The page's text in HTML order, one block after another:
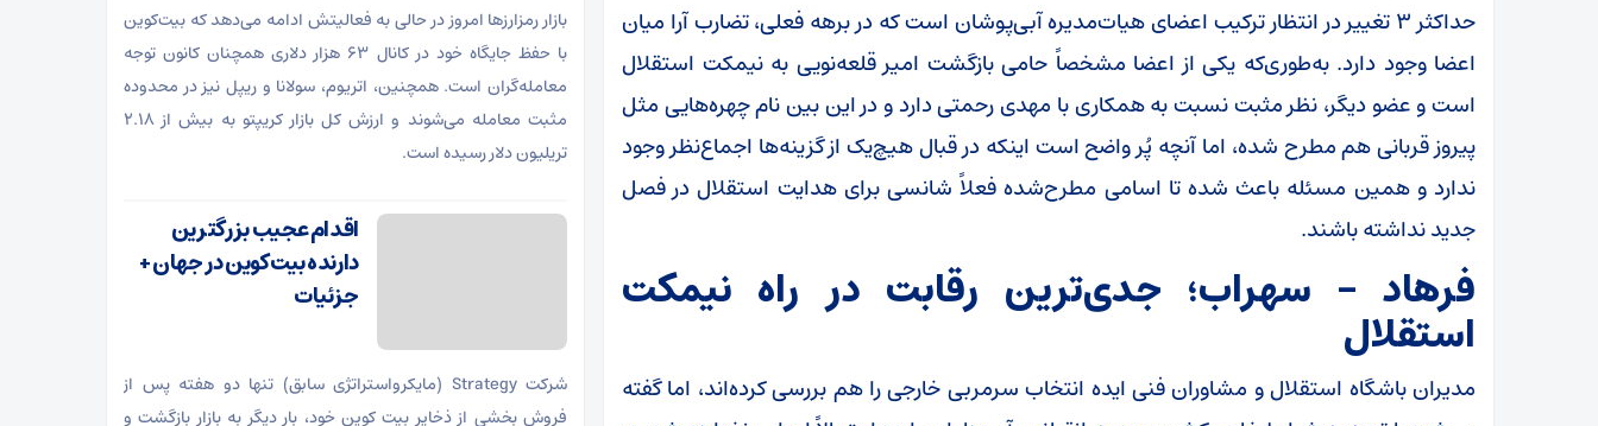
حداکثر ۳ تغییر در انتظار ترکیب اعضای هیات‌مدیره آبی‌پوشان است که در برهه فعلی، تضارب آرا میان
اعضا وجود دارد. به‌طوری‌که یکی از اعضا مشخصاً حامی بازگشت امیر قلعه‌نویی به نیمکت استقلال
است و عضو دیگر، نظر مثبت نسبت به همکاری با مهدی رحمتی دارد و در این بین نام چهره‌هایی مثل
پیروز قربانی هم مطرح شده، اما آنچه پُر واضح است اینکه در قبال هیچ‌یک از گزینه‌ها اجماع‌نظر وجود
ندارد و همین مسئله باعث شده تا اسامی مطرح‌شده فعلاً شانسی برای هدایت استقلال در فصل
جدید نداشته باشند.
فرهاد – سهراب؛ جدی‌ترین رقابت در راه نیمکت
استقلال
مدیران باشگاه استقلال و مشاوران فنی ایده انتخاب سرمربی خارجی را هم بررسی کرده‌اند، اما گفته
بازار رمزارزها امروز در حالی به فعالیتش ادامه می‌دهد که بیت‌کوین
با حفظ جایگاه خود در کانال ۶۳ هزار دلاری همچنان کانون توجه
معامله‌گران است. همچنین، اتریوم، سولانا و ریپل نیز در محدوده
مثبت معامله می‌شوند و ارزش کل بازار کریپتو به بیش از ۲.۱۸
تریلیون دلار رسیده است.
اقدام عجیب بزرگترین
دارنده بیت‌کوین در جهان +
جزئیات
شرکت Strategy (مایکرواستراتژی سابق) تنها دو هفته پس از
فروش بخشی از ذخایر بیت کوین خود، بار دیگر به بازار بازگشت و